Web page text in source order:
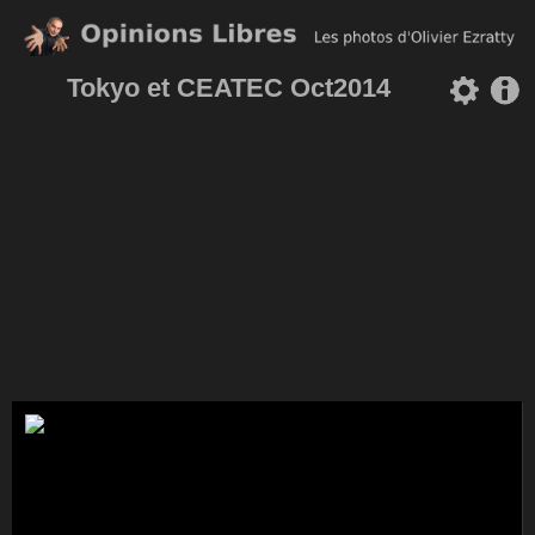
Tokyo et CEATEC Oct2014